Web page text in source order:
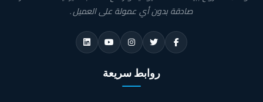
والفلل ويبلغ عددها حوالي 157 وحدة سكنية.
هذا المجمع السكنى صديق للبيئة وهذا يعني أن كافة الوحدات داخله تعمل وفقا لنظام
الطاقة الشمسية، كما يوفر كمبوند بالم هيلز القاهرة الجديدة لقاطنيه إطلالات خلابة على
المناطق المجاورة وهذا يؤكد نجاح الشركة المالكة في اختيار موقع استراتيجي ممتاز.
تعرف على خدمات كمبوند بالم هيلز التجمع الخامس
صادقة بدون أي عمولة على العميل.
روابط سريعة